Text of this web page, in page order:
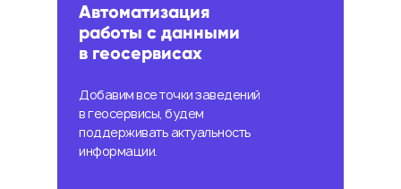
Автоматизация
работы с данными
в геосервисах
Добавим все точки заведений
в геосервисы, будем
поддерживать актуальность
информации.